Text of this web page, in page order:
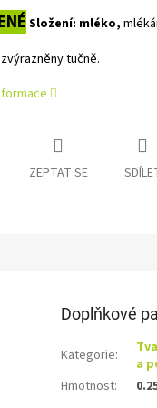
Složení: mléko,
tučně.
ZEPTAT SE
Doplňkové
Kategorie:
a
Hmotnost: